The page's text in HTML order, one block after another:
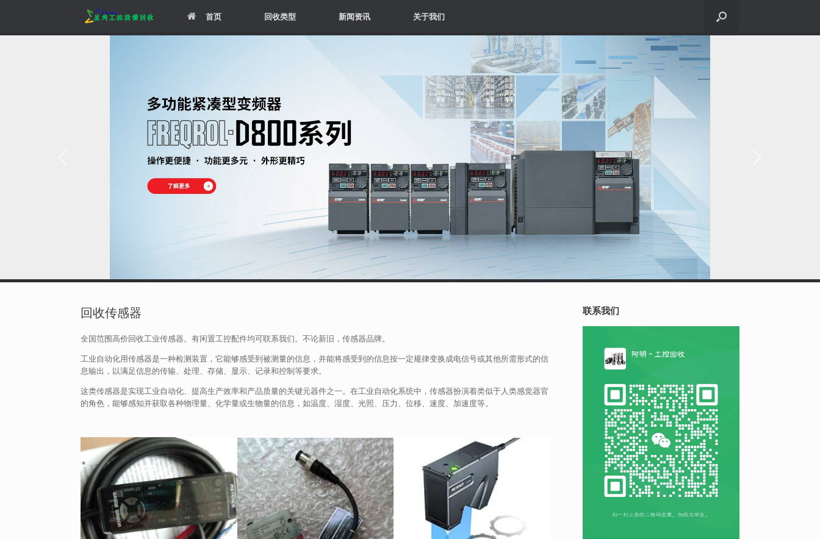
首页 回收类型 新闻资讯 关于我们
回收传感器
全国范围高价回收工业传感器。有闲置工控配件均可联系我们。不论新旧，传感器品牌。
工业自动化用传感器是一种检测装置，它能够感受到被测量的信息，并能将感受到的信息按一定规律变换成电信号或其他所需形式的信
息输出，以满足信息的传输、处理、存储、显示、记录和控制等要求。
这类传感器是实现工业自动化、提高生产效率和产品质量的关键元器件之一。在工业自动化系统中，传感器扮演着类似于人类感觉器官
的角色，能够感知并获取各种物理量、化学量或生物量的信息，如温度、湿度、光照、压力、位移、速度、加速度等。
联系我们